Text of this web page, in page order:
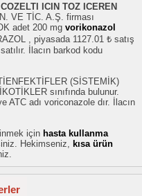
ICIN TOZ ICEREN
VE TİC. A.Ş. firması
adet 200 mg vorikonazol
, piyasada 1127.01 ₺ satış
İlacın barkod kodu
(SİSTEMİK)
sınıfında bulunur.
ATC adı voriconazole dır. İlacın
için hasta kullanma
Hekimseniz,
kısa ürün